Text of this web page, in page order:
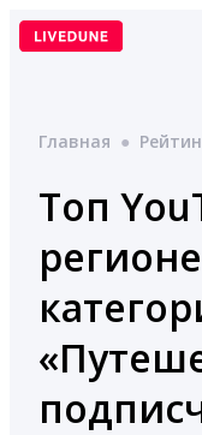
Перейти
Главная ●
Топ